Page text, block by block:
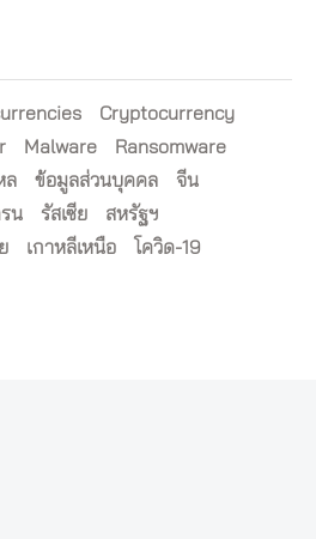
Cryptocurrency
Malware
Ransomware
ล ข้อมูลส่วนบุคคล
จีน
น รัสเซีย
สหรัฐฯ
เกาหลีเหนือ โควิด-19